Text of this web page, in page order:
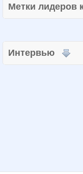
Метки
Интервью